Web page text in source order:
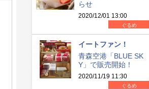
らせ
2020/12/01 13:00
ぐるめ
イートファン！
青森空港「BLUE SK
Y」で販売開始！
2020/11/19 11:30
ぐるめ